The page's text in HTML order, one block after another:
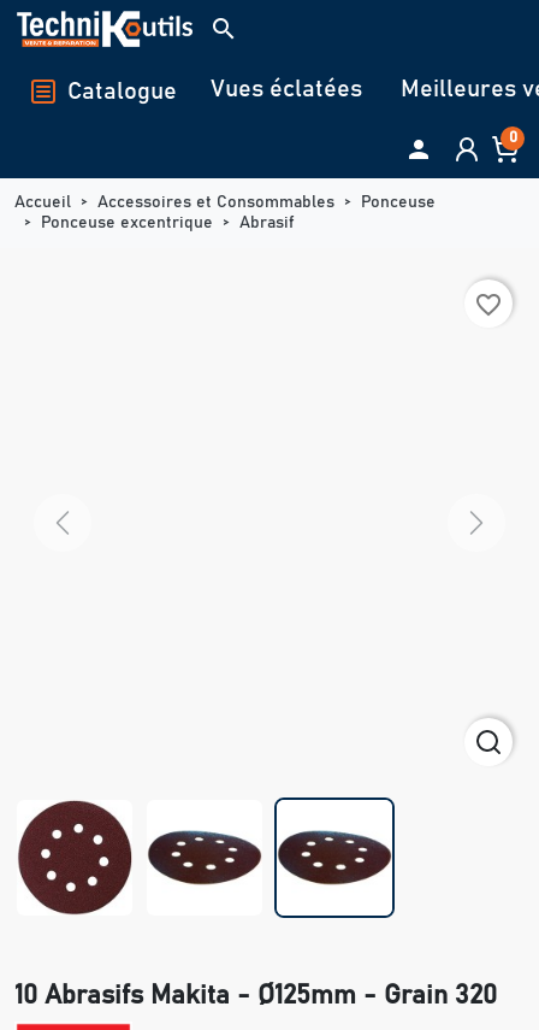
Panneau de gestion des cookies
search
Catalogue Vues éclatées Meilleures
 0
Accueil Accessoires et Consommables
Ponceuse
Ponceuse excentrique
Abrasif
favorite_border
Previous Next
10 Abrasifs Makita - Ø125mm - Grain 320